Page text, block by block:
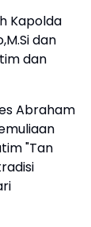
Kapolda
dan
dan
Abraham
"Tan